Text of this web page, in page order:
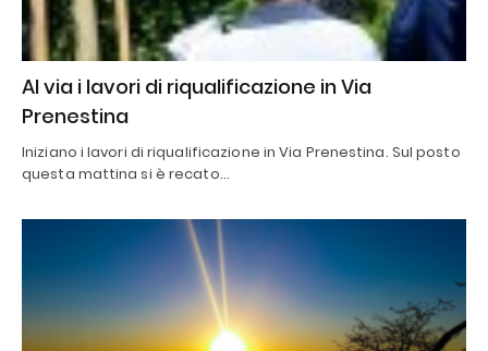
Al via i lavori di riqualificazione in Via
Prenestina
Iniziano i lavori di riqualificazione in Via Prenestina. Sul posto
questa mattina si è recato…